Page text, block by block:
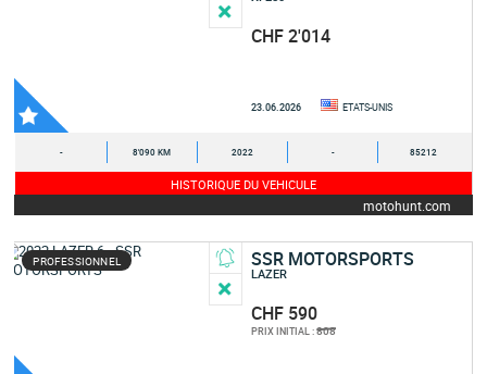
CHF 2'014
23.06.2026 ETATS-UNIS
- 8'090 KM 2022 - 85212
HISTORIQUE DU VEHICULE
motohunt.com
PROFESSIONNEL SSR MOTORSPORTS
LAZER
CHF 590
PRIX INITIAL :808